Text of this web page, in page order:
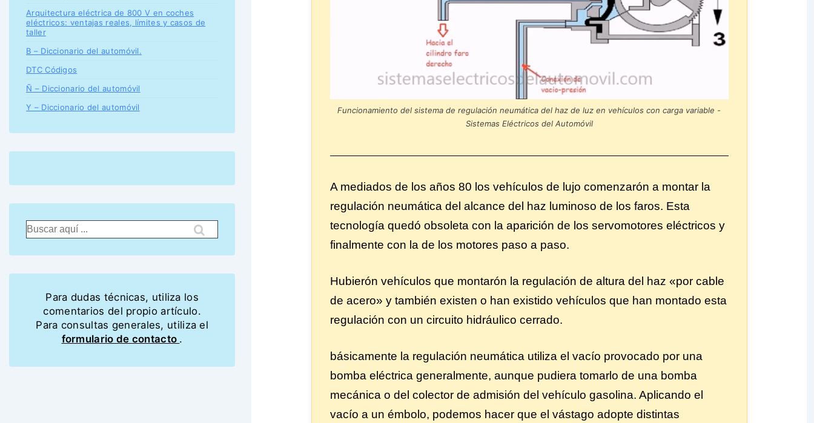
Funcionamiento del sistema de regulación neumática del haz de luz en vehículos con carga variable -
Sistemas Eléctricos del Automóvil
A mediados de los años 80 los vehículos de lujo comenzarón a montar la
regulación neumática del alcance del haz luminoso de los faros. Esta
tecnología quedó obsoleta con la aparición de los servomotores eléctricos y
finalmente con la de los motores paso a paso.
Hubierón vehículos que montarón la regulación de altura del haz «por cable
de acero» y también existen o han existido vehículos que han montado esta
regulación con un circuito hidráulico cerrado.
básicamente la regulación neumática utiliza el vacío provocado por una
bomba eléctrica generalmente, aunque pudiera tomarlo de una bomba
mecánica o del colector de admisión del vehículo gasolina. Aplicando el
vacío a un émbolo, podemos hacer que el vástago adopte distintas
Arquitectura eléctrica de 800 V en coches
eléctricos: ventajas reales, límites y casos de
taller
B – Diccionario del automóvil.
DTC Códigos
Ñ – Diccionario del automóvil
Y – Diccionario del automóvil
Para dudas técnicas, utiliza los
comentarios del propio artículo.
Para consultas generales, utiliza el
formulario de contacto .